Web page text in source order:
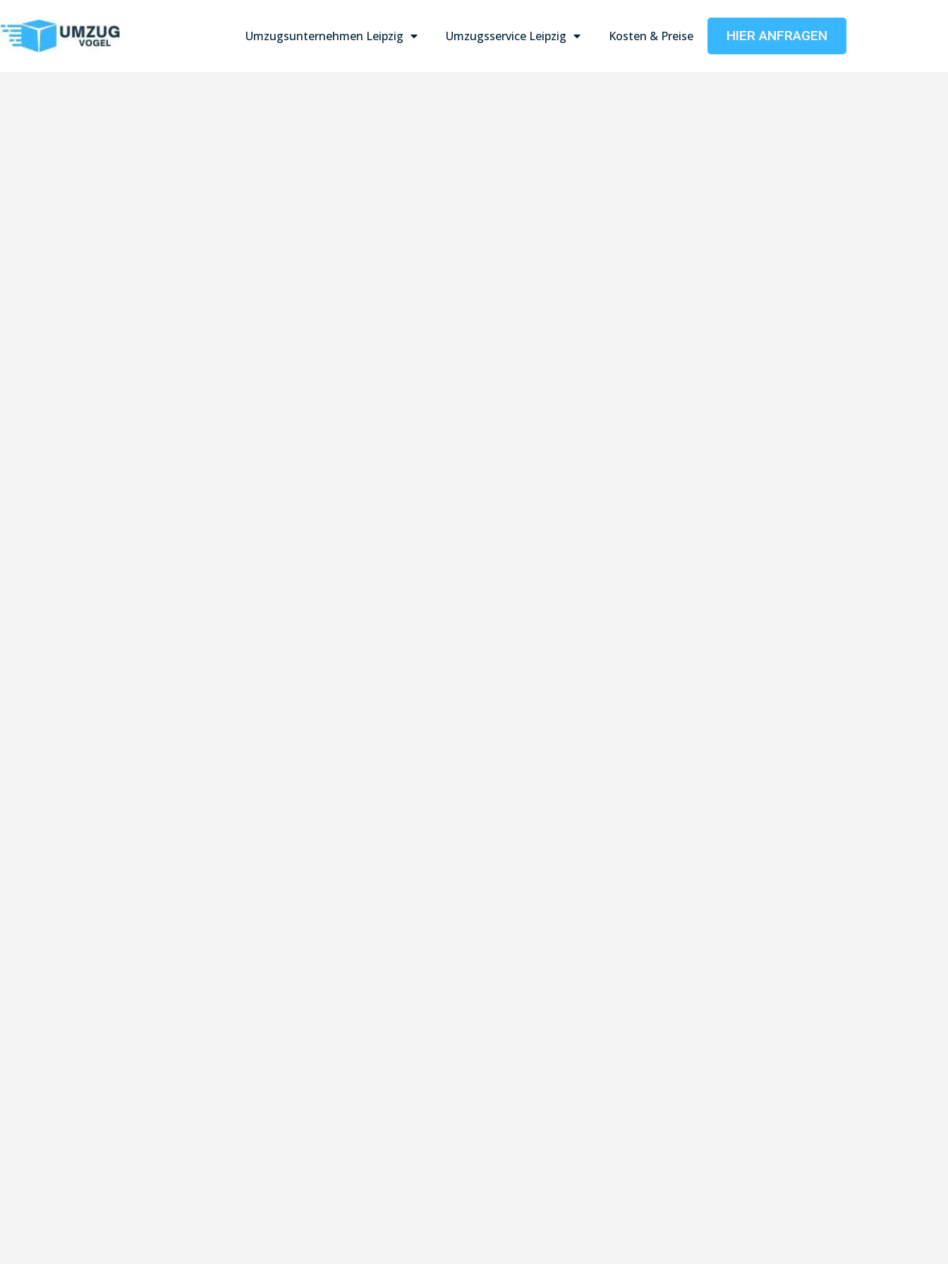
Umzugsunternehmen Leipzig Umzugsservice Leipzig Kosten & Preise HIER ANFRAGEN